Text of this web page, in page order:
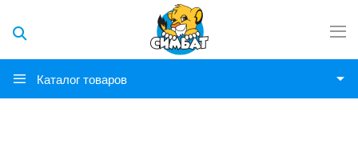
Каталог товаров